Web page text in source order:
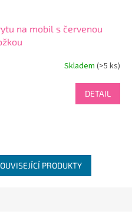
na mobil s červenou
Skladem(>5 ks)
DETAIL
PRODUKTY